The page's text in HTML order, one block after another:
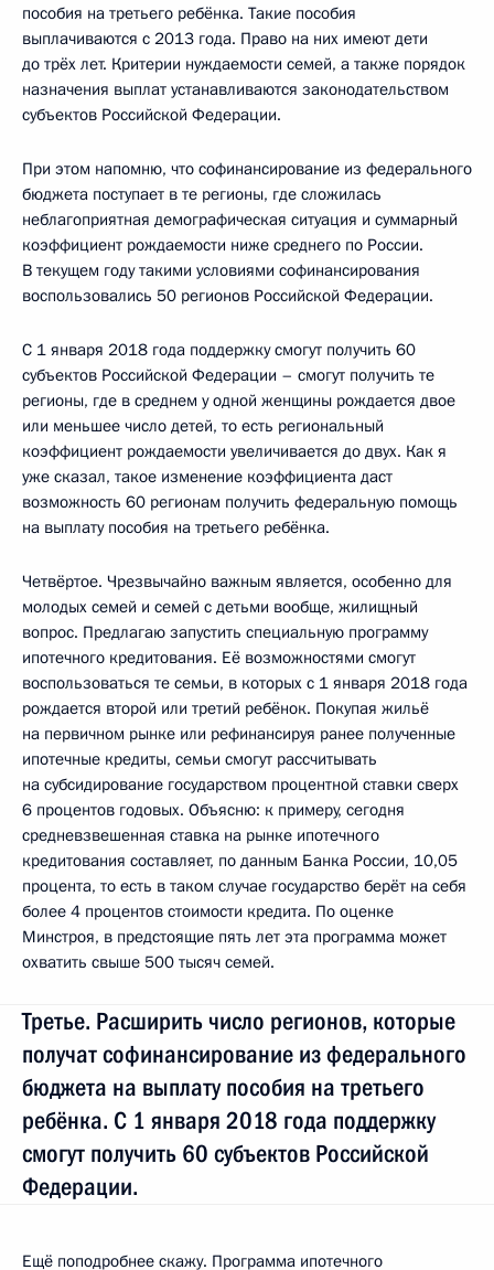
пособия на третьего ребёнка. Такие пособия
выплачиваются с 2013 года. Право на них имеют дети
до трёх лет. Критерии нуждаемости семей, а также порядок
назначения выплат устанавливаются законодательством
субъектов Российской Федерации.
При этом напомню, что софинансирование из федерального
бюджета поступает в те регионы, где сложилась
неблагоприятная демографическая ситуация и суммарный
коэффициент рождаемости ниже среднего по России.
В текущем году такими условиями софинансирования
воспользовались 50 регионов Российской Федерации.
С 1 января 2018 года поддержку смогут получить 60
субъектов Российской Федерации – смогут получить те
регионы, где в среднем у одной женщины рождается двое
или меньшее число детей, то есть региональный
коэффициент рождаемости увеличивается до двух. Как я
уже сказал, такое изменение коэффициента даст
возможность 60 регионам получить федеральную помощь
на выплату пособия на третьего ребёнка.
Четвёртое. Чрезвычайно важным является, особенно для
молодых семей и семей с детьми вообще, жилищный
вопрос. Предлагаю запустить специальную программу
ипотечного кредитования. Её возможностями смогут
воспользоваться те семьи, в которых с 1 января 2018 года
рождается второй или третий ребёнок. Покупая жильё
на первичном рынке или рефинансируя ранее полученные
ипотечные кредиты, семьи смогут рассчитывать
на субсидирование государством процентной ставки сверх
6 процентов годовых. Объясню: к примеру, сегодня
средневзвешенная ставка на рынке ипотечного
кредитования составляет, по данным Банка России, 10,05
процента, то есть в таком случае государство берёт на себя
более 4 процентов стоимости кредита. По оценке
Минстроя, в предстоящие пять лет эта программа может
охватить свыше 500 тысяч семей.
Третье. Расширить число регионов, которые
получат софинансирование из федерального
бюджета на выплату пособия на третьего
ребёнка. С 1 января 2018 года поддержку
смогут получить 60 субъектов Российской
Федерации.
Ещё поподробнее скажу. Программа ипотечного